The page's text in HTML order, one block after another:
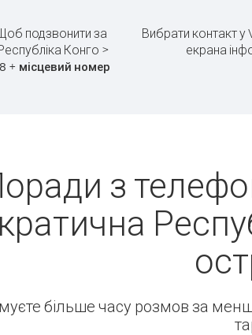
подзвонити за
Конго >
+ місцевий номер
Вибрати контакт у
екрана
з
більше часу розмов за